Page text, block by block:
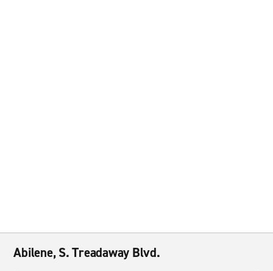
Abilene, S. Treadaway Blvd.